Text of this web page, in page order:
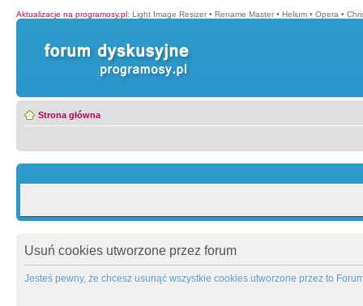
Aktualizacje na programosy.pl: Light Image Resizer • Rename Master • Helium • Opera •
Strona główna
Usuń cookies utworzone przez forum
Jesteś pewny, że chcesz usunąć wszystkie cookies utworzone przez to